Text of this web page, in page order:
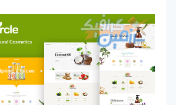
ترفند-پریمیر
ترفند-ایلوستریتور
سایر